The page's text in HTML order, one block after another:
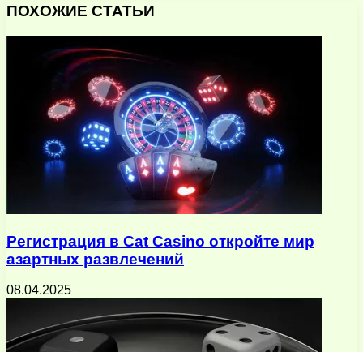
через
почту
ПОХОЖИЕ СТАТЬИ
Регистрация в Cat Casino откройте мир
азартных развлечений
08.04.2025